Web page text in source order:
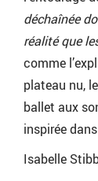
déchaînée
réalité que
comme
plateau nu,
ballet aux
inspirée
Isabelle